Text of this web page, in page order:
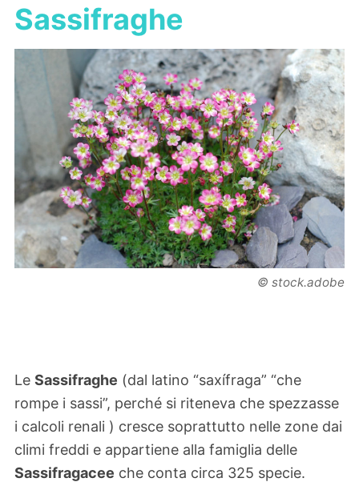
Sassifraghe
© stock.adobe
Le Sassifraghe (dal latino “saxífraga” “che
rompe i sassi”, perché si riteneva che spezzasse
i calcoli renali ) cresce soprattutto nelle zone dai
climi freddi e appartiene alla famiglia delle
Sassifragacee che conta circa 325 specie.